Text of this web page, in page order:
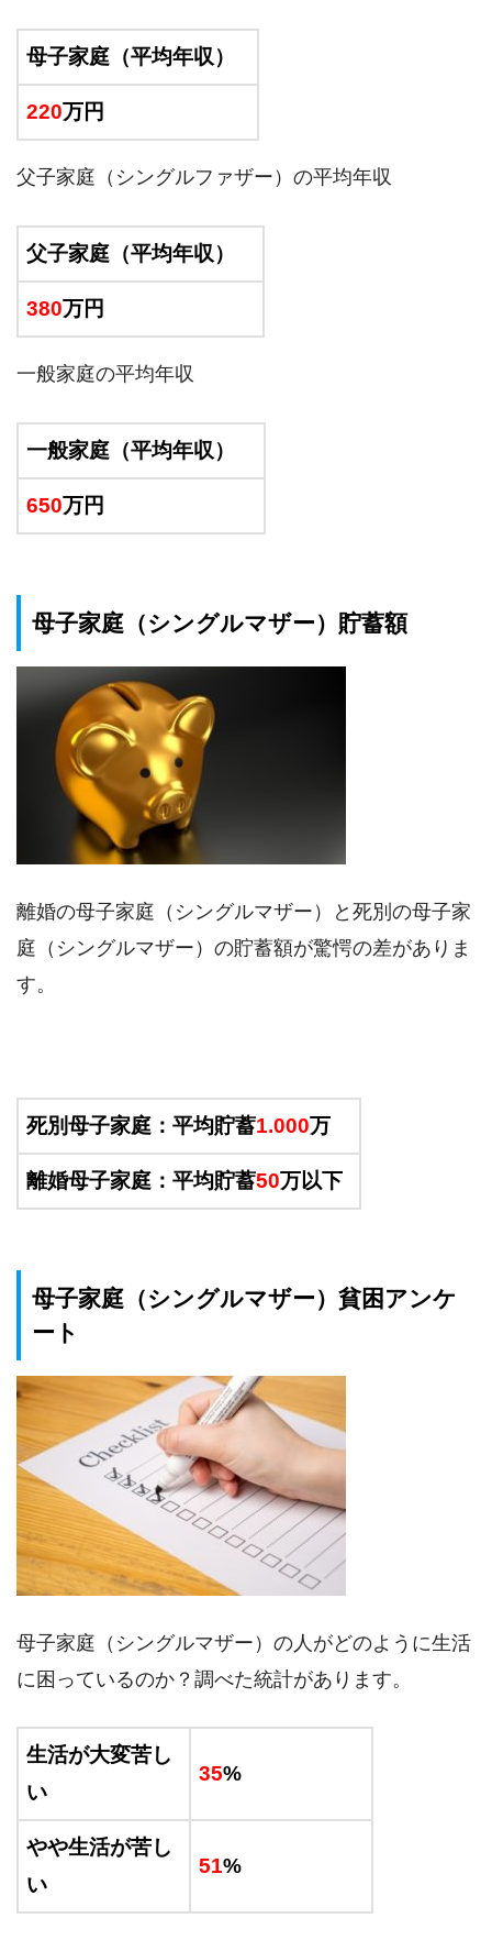
母子家庭（平均年収）
220万円
父子家庭（シングルファザー）の平均年収
父子家庭（平均年収）
380万円
一般家庭の平均年収
一般家庭（平均年収）
650万円
母子家庭（シングルマザー）貯蓄額
離婚の母子家庭（シングルマザー）と死別の母子家
庭（シングルマザー）の貯蓄額が驚愕の差がありま
す。
死別母子家庭：平均貯蓄1.000万
離婚母子家庭：平均貯蓄50万以下
母子家庭（シングルマザー）貧困アンケ
ート
母子家庭（シングルマザー）の人がどのように生活
に困っているのか？調べた統計があります。
生活が大変苦し
い
35%
やや生活が苦し
い
51%